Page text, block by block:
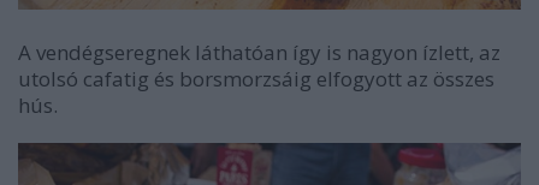
A vendégseregnek láthatóan így is nagyon ízlett, az
utolsó cafatig és borsmorzsáig elfogyott az összes
hús.